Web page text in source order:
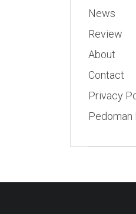
News
Review
About
Contact
Privacy